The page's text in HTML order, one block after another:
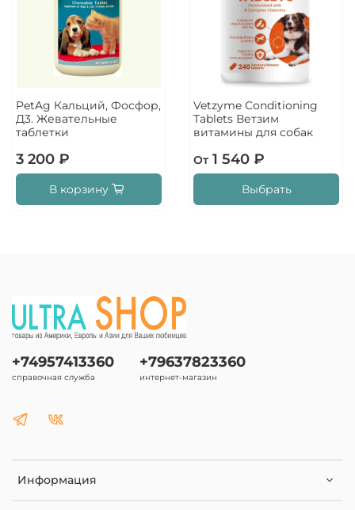
PetAg Кальций, Фосфор,
Д3. Жевательные
таблетки
3 200 ₽
В корзину
Vetzyme Conditioning
Tablets Ветзим
витамины для собак
От 1 540 ₽
Выбрать
Информация
+74957413360
справочная служба
+79637823360
интернет-магазин